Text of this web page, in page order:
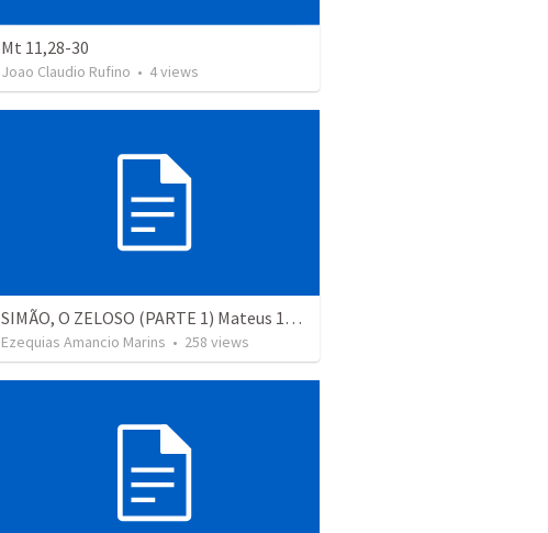
Mt 11,28-30
Joao Claudio Rufino • 4views
SIMÃO, O ZELOSO (PARTE 1) Mateus 10.1-4
Ezequias Amancio Marins • 258 views